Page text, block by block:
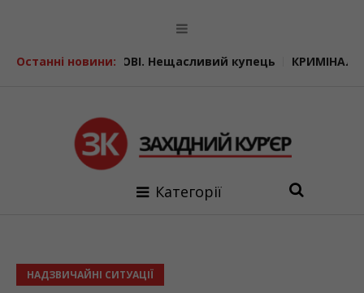
Останні новини:
Нещасливий купець КРИМІНАЛЬНІ ІСТОРІЇ.
Категорії
НАДЗВИЧАЙНІ СИТУАЦІЇ